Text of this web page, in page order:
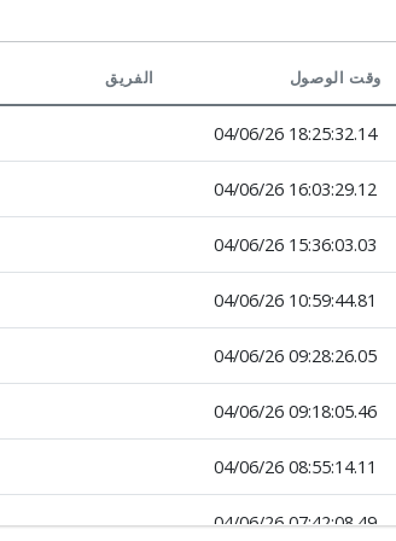
الفريق وقت الوصول
04/06/26 18:25:32.14
04/06/26 16:03:29.12
04/06/26 15:36:03.03
04/06/26 10:59:44.81
04/06/26 09:28:26.05
04/06/26 09:18:05.46
04/06/26 08:55:14.11
04/06/26 07:42:08.49